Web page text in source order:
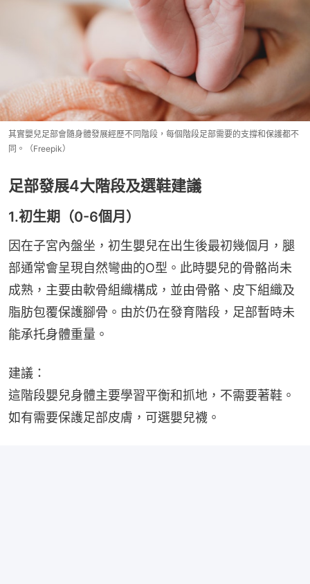
其實嬰兒足部會隨身體發展經歷不同階段，每個階段足部需要的支撐和保護都不
同。（Freepik）
足部發展4大階段及選鞋建議
1.初生期（0-6個月）
因在子宮內盤坐，初生嬰兒在出生後最初幾個月，腿
部通常會呈現自然彎曲的O型。此時嬰兒的骨骼尚未
成熟，主要由軟骨組織構成，並由骨骼、皮下組織及
脂肪包覆保護腳骨。由於仍在發育階段，足部暫時未
能承托身體重量。
建議：
這階段嬰兒身體主要學習平衡和抓地，不需要著鞋。
如有需要保護足部皮膚，可選嬰兒襪。